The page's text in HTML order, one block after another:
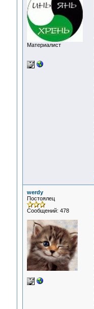
Материалист
werdy
Постоялец
Сообщений: 478